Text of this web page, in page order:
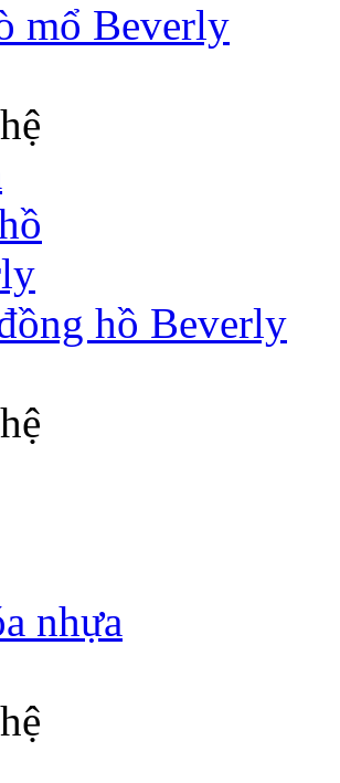
mổ Beverly
hồ Beverly
nhựa